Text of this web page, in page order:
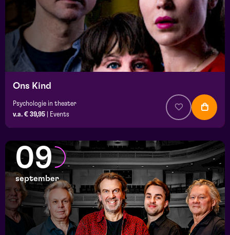
Ons Kind
Psychologie in theater
v.a. € 39,95
Events
09
september